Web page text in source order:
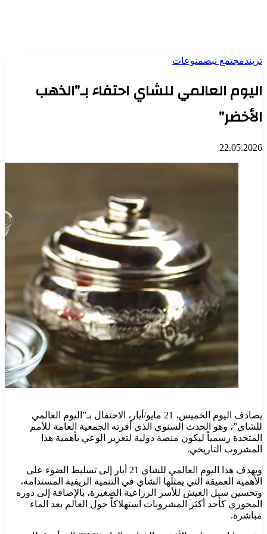
تريندمجتمع نبضمنوعات
اليوم العالمي للشاي احتفاء بـ”الذهب
الأخضر”
22.05.2026
يصادف اليوم الخميس، 21 مايو/أيار، الاحتفال بـ”اليوم العالمي
للشاي”، وهو الحدث السنوي الذي أقرته الجمعية العامة للأمم
المتحدة رسمياً ليكون منصة دولية لتعزيز الوعي بأهمية هذا
المشروب التاريخي.
ويهدف هذا اليوم العالمي للشاي 21 أيار إلى تسليط الضوء على
الأهمية العميقة التي يمثلها الشاي في التنمية الريفية المستدامة،
وتحسين سبل العيش للأسر الزراعية الصغيرة، بالإضافة إلى دوره
المحوري كأحد أكثر المشروبات استهلاكاً حول العالم بعد الماء
مباشرة.